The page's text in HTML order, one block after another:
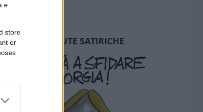
e
store
or
SEDUTE SATIRICHE